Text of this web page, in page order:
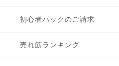
初心者パックのご請求
売れ筋ランキング